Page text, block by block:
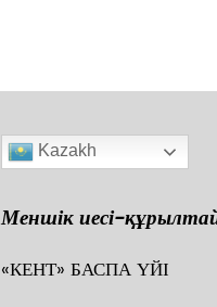
Kazakh
Меншік иесі-
«КЕНТ» БАСПА ҮЙІ